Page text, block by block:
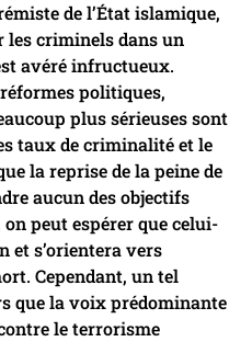
de l’État islamique,
les criminels dans un
avéré infructueux.
politiques,
plus sérieuses sont
taux de criminalité et le
la reprise de la peine de
aucun des objectifs
peut espérer que celui-
et s’orientera vers
Cependant, un tel
que la voix prédominante
le terrorisme